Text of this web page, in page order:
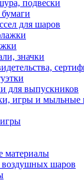
подвески
для шаров
значки
для выпускников
игры и мыльные
материалы
воздушных шаров